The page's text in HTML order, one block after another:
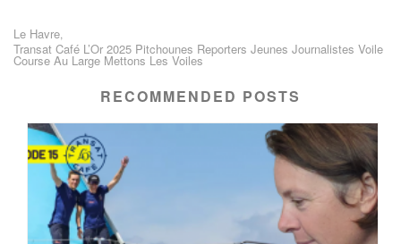
Le Havre
Transat Café L’Or 2025 Pitchounes Reporters Jeunes Journalistes Voile
Course Au Large Mettons Les Voiles
RECOMMENDED POSTS